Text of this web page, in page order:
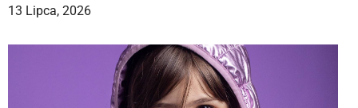
13 Lipca, 2026